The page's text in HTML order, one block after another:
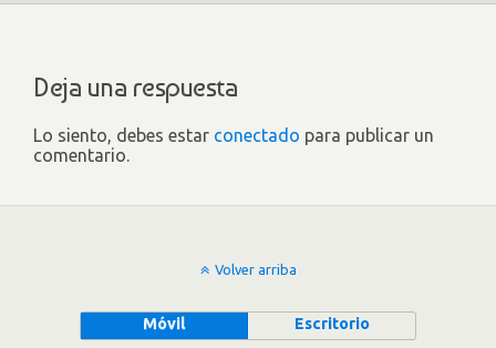
Deja una respuesta
Lo siento, debes estar conectado para publicar un
comentario.
Volver arriba
Móvil Escritorio